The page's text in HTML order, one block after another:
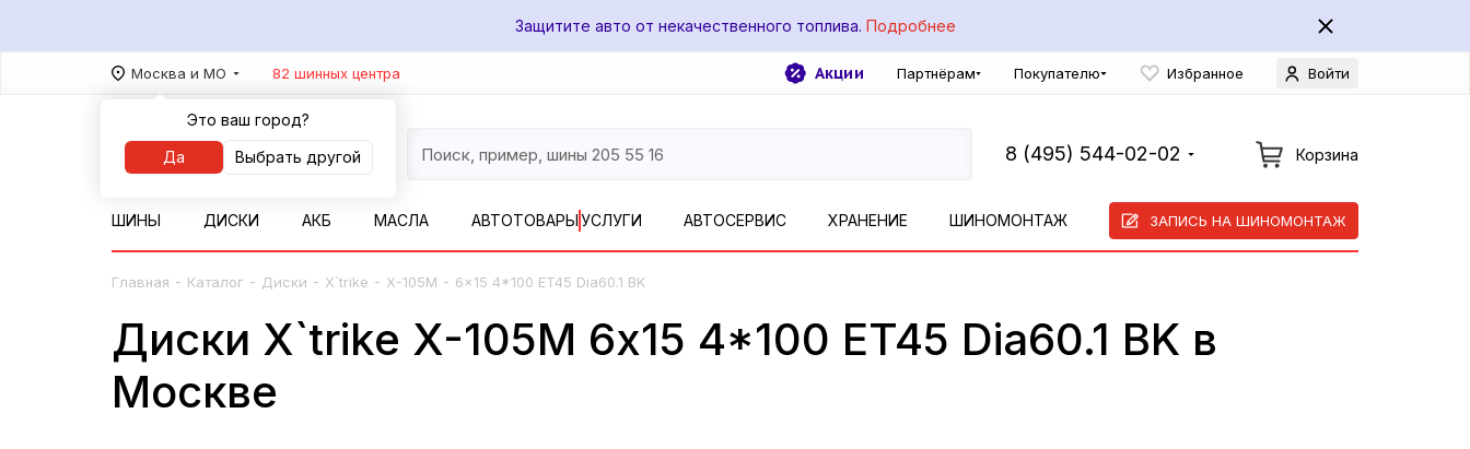
Защитите авто от некачественного топлива. Подробнее
Москва и МО
Это ваш город?
Да
Выбрать другой
82 шинных центра Акции Партнёрам Покупателю Избранное Войти
8 (495) 544-02-02 Корзина
ШИНЫ ДИСКИ АКБ МАСЛА АВТОТОВАРЫУСЛУГИ АВТОСЕРВИС ХРАНЕНИЕ ШИНОМОНТАЖ ЗАПИСЬ НА ШИНОМОНТАЖ
Главная - Каталог - Диски - X`trike - X-105М - 6x15 4*100 ET45 Dia60.1 BK
Диски X`trike X-105М 6x15 4*100 ET45 Dia60.1 BK в
Москве